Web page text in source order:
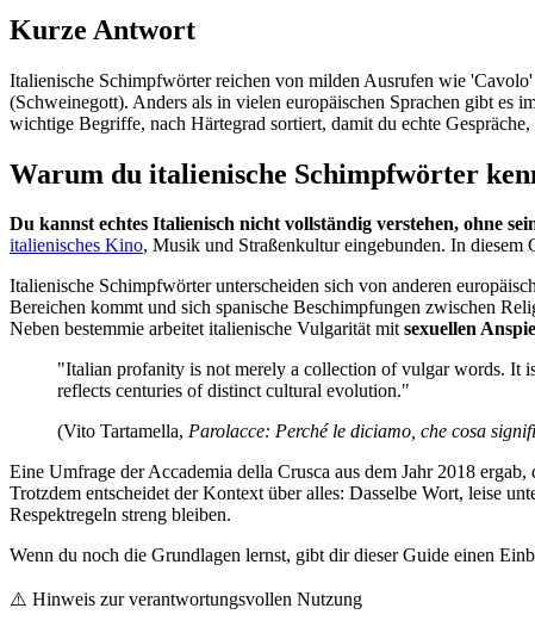
Kurze Antwort
Italienische Schimpfwörter reichen von milden Ausrufen wie
(Schweinegott). Anders als in vielen europäischen Sprachen gibt es
wichtige Begriffe, nach Härtegrad sortiert, damit du echte Gespräche,
Warum du italienische Schimpfwörter
Du kannst echtes Italienisch nicht vollständig verstehen, ohne
italienisches Kino, Musik und Straßenkultur eingebunden. In
Italienische Schimpfwörter unterscheiden sich von anderen
Bereichen kommt und sich spanische Beschimpfungen zwischen
Neben bestemmie arbeitet italienische Vulgarität mitsexuellen
"Italian profanity is not merely a collection of vulgar words. It
reflects centuries of distinct cultural evolution."
(Vito Tartamella, Parolacce: Perché le diciamo, che cosa
Eine Umfrage der Accademia della Crusca aus dem Jahr 2018 ergab,
Trotzdem entscheidet der Kontext über alles: Dasselbe Wort, leise
Respektregeln streng bleiben.
Wenn du noch die Grundlagen lernst, gibt dir dieser Guide einen
⚠️ Hinweis zur verantwortungsvollen Nutzung